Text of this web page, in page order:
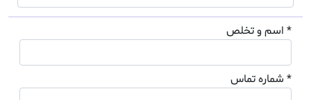
* اسم و تخلص
* شماره تماس